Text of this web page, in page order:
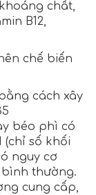
chất,
B12,
chế biến
cách xây
béo phì có
(chỉ số khối
nguy cơ
bình thường.
cung cấp,